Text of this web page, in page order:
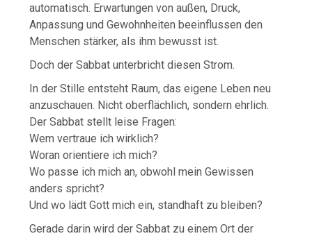
automatisch. Erwartungen von außen, Druck,
Anpassung und Gewohnheiten beeinflussen den
Menschen stärker, als ihm bewusst ist.
Doch der Sabbat unterbricht diesen Strom.
In der Stille entsteht Raum, das eigene Leben neu
anzuschauen. Nicht oberflächlich, sondern ehrlich.
Der Sabbat stellt leise Fragen:
Wem vertraue ich wirklich?
Woran orientiere ich mich?
Wo passe ich mich an, obwohl mein Gewissen
anders spricht?
Und wo lädt Gott mich ein, standhaft zu bleiben?
Gerade darin wird der Sabbat zu einem Ort der